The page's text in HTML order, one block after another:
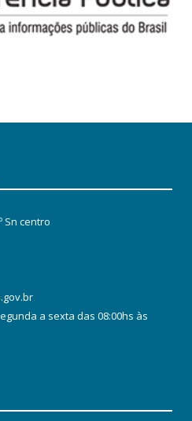
Sn centro
a sexta das 08:00hs às